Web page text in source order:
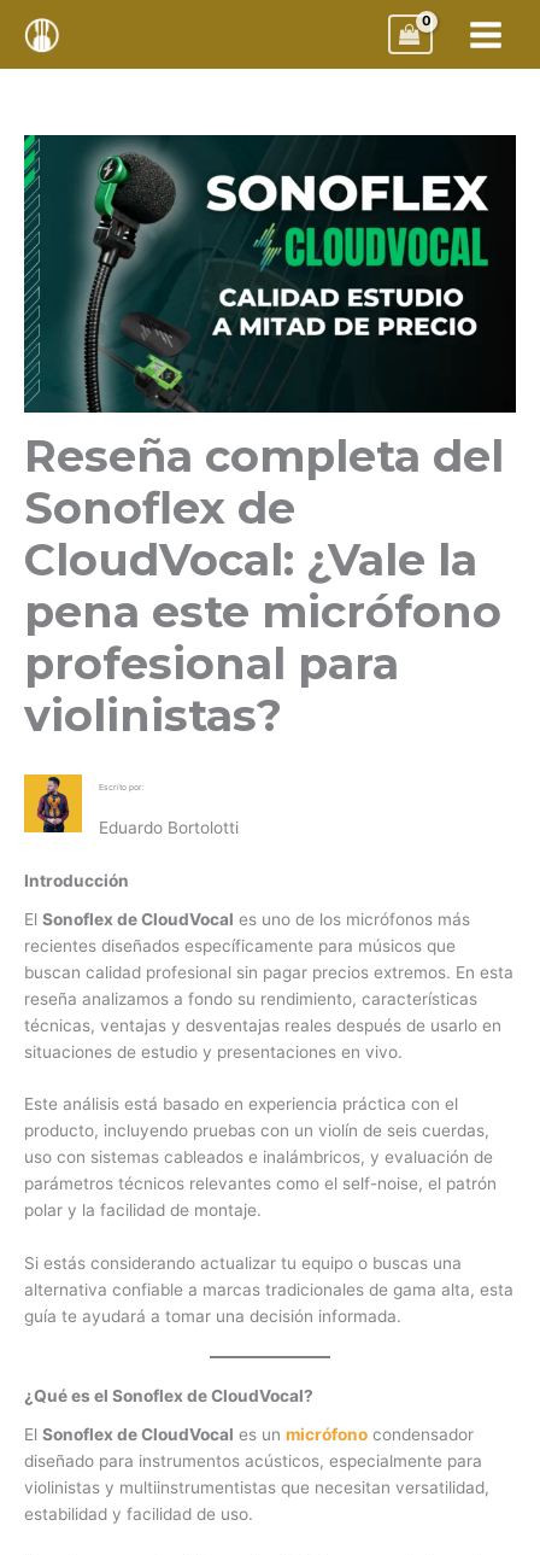
contenido
Reseña completa del
Sonoflex de
CloudVocal: ¿Vale la
pena este micrófono
profesional para
violinistas?
Escrito por:
Eduardo Bortolotti
Introducción
El Sonoflex de CloudVocal es uno de los micrófonos más
recientes diseñados específicamente para músicos que
buscan calidad profesional sin pagar precios extremos. En esta
reseña analizamos a fondo su rendimiento, características
técnicas, ventajas y desventajas reales después de usarlo en
situaciones de estudio y presentaciones en vivo.
Este análisis está basado en experiencia práctica con el
producto, incluyendo pruebas con un violín de seis cuerdas,
uso con sistemas cableados e inalámbricos, y evaluación de
parámetros técnicos relevantes como el self-noise, el patrón
polar y la facilidad de montaje.
Si estás considerando actualizar tu equipo o buscas una
alternativa confiable a marcas tradicionales de gama alta, esta
guía te ayudará a tomar una decisión informada.
¿Qué es el Sonoflex de CloudVocal?
El Sonoflex de CloudVocal es un micrófono condensador
diseñado para instrumentos acústicos, especialmente para
violinistas y multiinstrumentistas que necesitan versatilidad,
estabilidad y facilidad de uso.